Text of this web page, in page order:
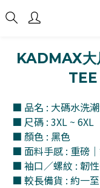
KADMAX大
TEE
■ 品名 : 大碼水洗潮
■ 尺碼 : 3XL ~ 6XL
■ 顏色 : 黑色
■ 面料手感 : 重磅
■ 袖口／螺紋 : 韌
■ 較長備貨 : 約一